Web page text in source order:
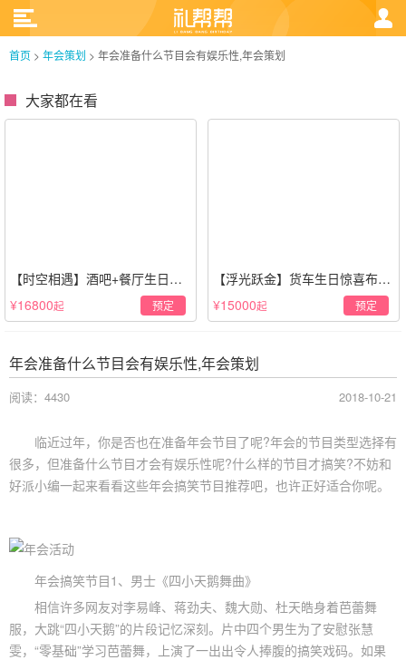
首页 > 年会策划 > 年会准备什么节目会有娱乐性,年会策划
大家都在看
【时空相遇】酒吧+餐厅生日惊
喜策划·高级感蓝色系
¥16800起 预定
【浮光跃金】货车生日惊喜布置
·经典白色系
¥15000起 预定
年会准备什么节目会有娱乐性,年会策划
阅读：4430 2018-10-21
临近过年，你是否也在准备年会节目了呢?年会的节目类型选择有
很多，但准备什么节目才会有娱乐性呢?什么样的节目才搞笑?不妨和
好派小编一起来看看这些年会搞笑节目推荐吧，也许正好适合你呢。
年会搞笑节目1、男士《四小天鹅舞曲》
相信许多网友对李易峰、蒋劲夫、魏大勋、杜天皓身着芭蕾舞
服，大跳“四小天鹅”的片段记忆深刻。片中四个男生为了安慰张慧
雯，“零基础”学习芭蕾舞，上演了一出出令人捧腹的搞笑戏码。如果